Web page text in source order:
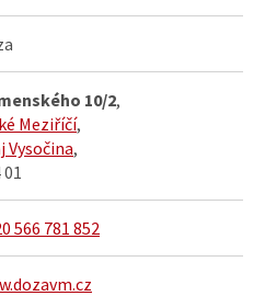
10/2,
Meziříčí,
Vysočina,
01
566 781 852